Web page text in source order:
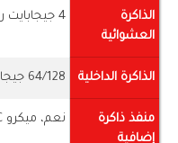
الذاكرة
العشوائية
4 جيجابايت رام
الذاكرة الداخلية 64/128 جيجابايت
منفذ ذاكرة
إضافية
نعم، ميكرو SDXC